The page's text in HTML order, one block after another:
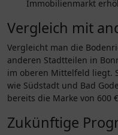
Immobilienmarkt
Vergleich mit
Vergleicht man die
anderen Stadtteilen in
im oberen Mittelfeld liegt.
wie Südstadt und Bad
bereits die Marke von 600
Zukünftige